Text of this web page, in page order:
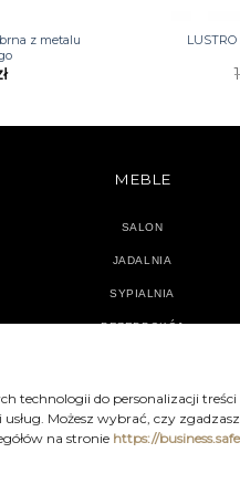
technologii do personalizacji
Możesz wybrać, czy
na stronie https://
z metalu
MEBLE
SALON
JADALNIA
SYPIALNIA
PRZEDPOKÓJ